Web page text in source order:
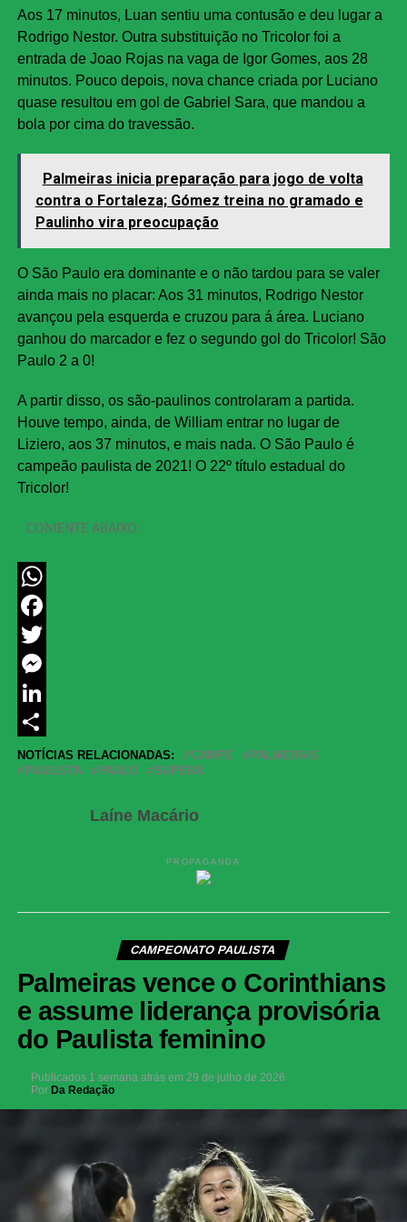
Aos 17 minutos, Luan sentiu uma contusão e deu lugar a
Rodrigo Nestor. Outra substituição no Tricolor foi a
entrada de Joao Rojas na vaga de Igor Gomes, aos 28
minutos. Pouco depois, nova chance criada por Luciano
quase resultou em gol de Gabriel Sara, que mandou a
bola por cima do travessão.
Palmeiras inicia preparação para jogo de volta
contra o Fortaleza; Gómez treina no gramado e
Paulinho vira preocupação
O São Paulo era dominante e o não tardou para se valer
ainda mais no placar: Aos 31 minutos, Rodrigo Nestor
avançou pela esquerda e cruzou para á área. Luciano
ganhou do marcador e fez o segundo gol do Tricolor! São
Paulo 2 a 0!
A partir disso, os são-paulinos controlaram a partida.
Houve tempo, ainda, de William entrar no lugar de
Liziero, aos 37 minutos, e mais nada. O São Paulo é
campeão paulista de 2021! O 22º título estadual do
Tricolor!
COMENTE ABAIXO:
WhatsApp
Facebook
Twitter
Messenger
LinkedIn
Share
NOTÍCIAS RELACIONADAS: CAMPE
PALMEIRAS
PAULISTA
PAULO SUPERA
Laíne Macário
PROPAGANDA
CAMPEONATO PAULISTA
Palmeiras vence o Corinthians
e assume liderança provisória
do Paulista feminino
Publicados 1 semana atrás em 29 de julho de 2026
Por Da Redação